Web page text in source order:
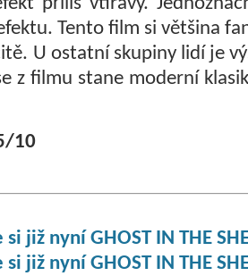
Tento film si většina
U ostatní skupiny lidí je
z filmu stane moderní
10
již nyní GHOST IN THE
již nyní GHOST IN THE